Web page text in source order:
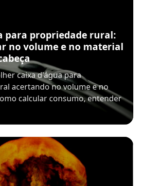
para propriedade rural:
no volume e no material
caixa d'água para
acertando no volume e no
calcular consumo, entender